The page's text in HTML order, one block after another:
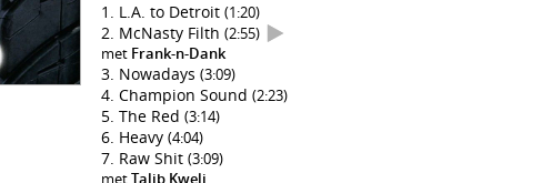
L.A. to Detroit (1:20)
McNasty Filth (2:55)
met Frank-n-Dank
Nowadays (3:09)
Champion Sound (2:23)
The Red (3:14)
Heavy (4:04)
Raw Shit (3:09)
metTalib Kweli